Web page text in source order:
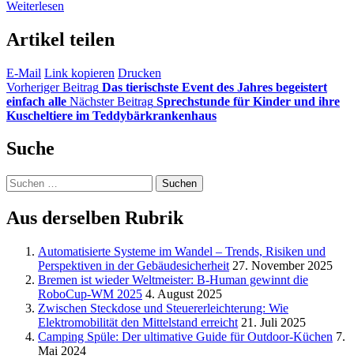
Weiterlesen
Artikel teilen
E-Mail Link kopieren Drucken
Vorheriger Beitrag Das tierischste Event des Jahres begeistert
einfach alle Nächster Beitrag Sprechstunde für Kinder und ihre
Kuscheltiere im Teddybärkrankenhaus
Suche
Suchen
nach:
Aus derselben Rubrik
Automatisierte Systeme im Wandel – Trends, Risiken und
Perspektiven in der Gebäudesicherheit 27. November 2025
Bremen ist wieder Weltmeister: B-Human gewinnt die
RoboCup-WM 2025 4. August 2025
Zwischen Steckdose und Steuererleichterung: Wie
Elektromobilität den Mittelstand erreicht 21. Juli 2025
Camping Spüle: Der ultimative Guide für Outdoor-Küchen 7.
Mai 2024